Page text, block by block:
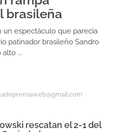
brasileña
un espectáculo que parecía
patinador brasileño Sandro
...
rescatan el 2-1 del